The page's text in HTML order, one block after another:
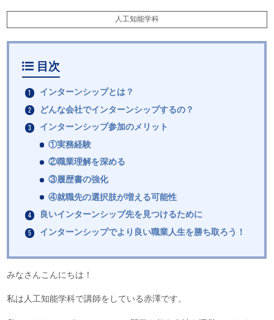
人工知能学科
目次
インターンシップとは？
どんな会社でインターンシップするの？
インターンシップ参加のメリット
①実務経験
②職業理解を深める
③履歴書の強化
④就職先の選択肢が増える可能性
良いインターンシップ先を見つけるために
インターンシップでより良い職業人生を勝ち取ろう！
みなさんこんにちは！
私は人工知能学科で講師をしている赤澤です。